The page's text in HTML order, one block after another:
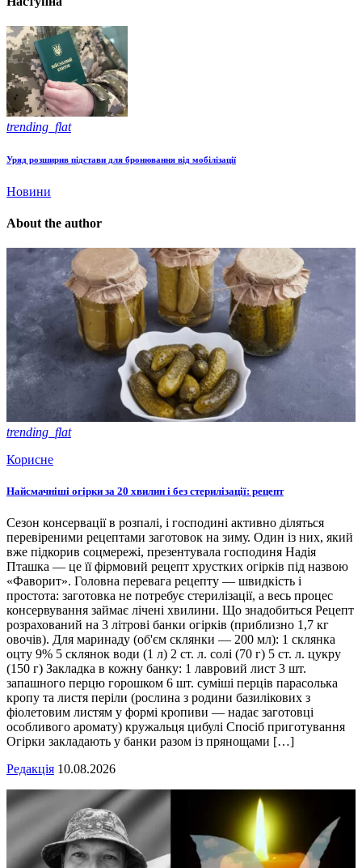
trending_flat
Уряд розширив підстави для бронювання від мобілізації
Новини
About the author
trending_flat
Корисне
Найсмачніші огірки за 20 хвилин і без стерилізації: рецепт
Сезон консервації в розпалі, і господині активно діляться
перевіреними рецептами заготовок на зиму. Один із них, який
вже підкорив соцмережі, презентувала господиня Надія
Пташка — це її фірмовий рецепт хрустких огірків під назвою
«Фаворит». Головна перевага рецепту — швидкість і
простота: заготовка не потребує стерилізації, а весь процес
консервування займає лічені хвилини. Що знадобиться Рецепт
розрахований на 3 літрові банки огірків (приблизно 1,7 кг
овочів). Для маринаду (об'єм склянки — 200 мл): 1 склянка
оцту 9% 5 склянок води (1 л) 2 ст. л. солі (70 г) 5 ст. л. цукру
(150 г) Закладка в кожну банку: 1 лавровий лист 3 шт.
запашного перцю горошком 6 шт. суміші перців парасолька
кропу та листя періли (рослина з родини базилікових з
фіолетовим листям у формі кропиви — надає заготовці
особливого аромату) кружальця цибулі Спосіб приготування
Огірки закладають у банки разом із прянощами […]
Редакція 10.08.2026